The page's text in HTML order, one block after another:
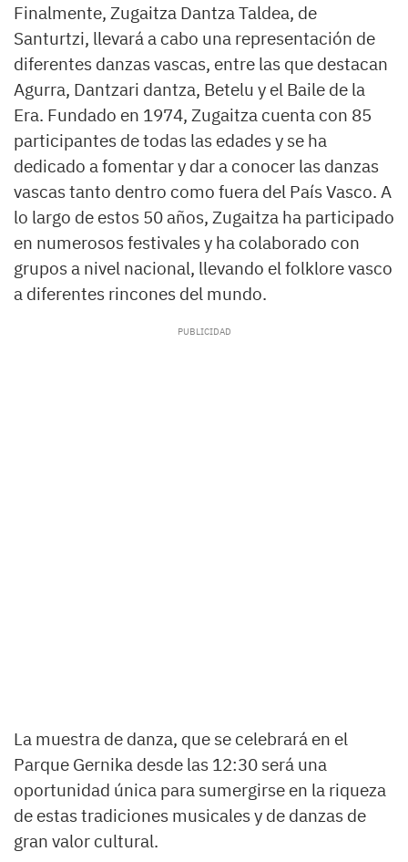
Finalmente, Zugaitza Dantza Taldea, de
Santurtzi, llevará a cabo una representación de
diferentes danzas vascas, entre las que destacan
Agurra, Dantzari dantza, Betelu y el Baile de la
Era. Fundado en 1974, Zugaitza cuenta con 85
participantes de todas las edades y se ha
dedicado a fomentar y dar a conocer las danzas
vascas tanto dentro como fuera del País Vasco. A
lo largo de estos 50 años, Zugaitza ha participado
en numerosos festivales y ha colaborado con
grupos a nivel nacional, llevando el folklore vasco
a diferentes rincones del mundo.
La muestra de danza, que se celebrará en el
Parque Gernika desde las 12:30 será una
oportunidad única para sumergirse en la riqueza
de estas tradiciones musicales y de danzas de
gran valor cultural.